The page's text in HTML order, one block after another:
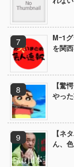
Mｰ1
を関
【驚
やっ
【ネ
ん、